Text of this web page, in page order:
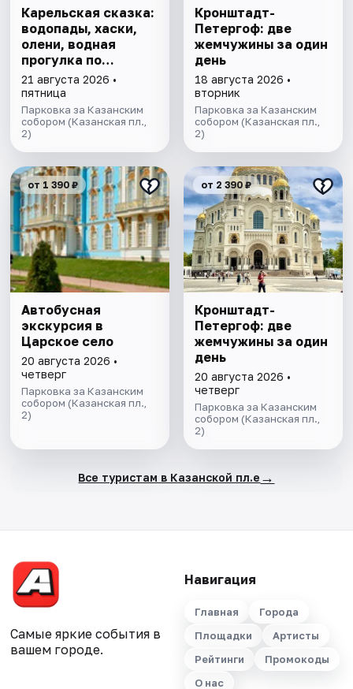
Карельская сказка:
водопады, хаски,
олени, водная
прогулка по
Ладожским шхерам
на катере,
знакомство с
лютеранской
кирхой.
21 августа 2026 •
пятница
Парковка за Казанским
собором (Казанская пл.,
2)
​​​​​​​Кронштадт-
Петергоф: две
жемчужины за один
день
18 августа 2026 •
вторник
Парковка за Казанским
собором (Казанская пл.,
2)
от 1 390 ₽
Автобусная
экскурсия в
Царское село
20 августа 2026 •
четверг
Парковка за Казанским
собором (Казанская пл.,
2)
от 2 390 ₽
​​​​​​​Кронштадт-
Петергоф: две
жемчужины за один
день
20 августа 2026 •
четверг
Парковка за Казанским
собором (Казанская пл.,
2)
Все туристам в Казанской пл.е →
Самые яркие события в
вашем городе.
Навигация
Главная
Города
Площадки
Артисты
Рейтинги
Промокоды
О нас